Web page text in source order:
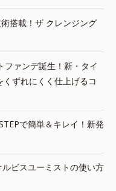
搭載！ザ クレンジング
ファンデ誕生！新・タイ
ずれにくく仕上げるコ
で簡単＆キレイ！新発
ルビスユーミストの使い方